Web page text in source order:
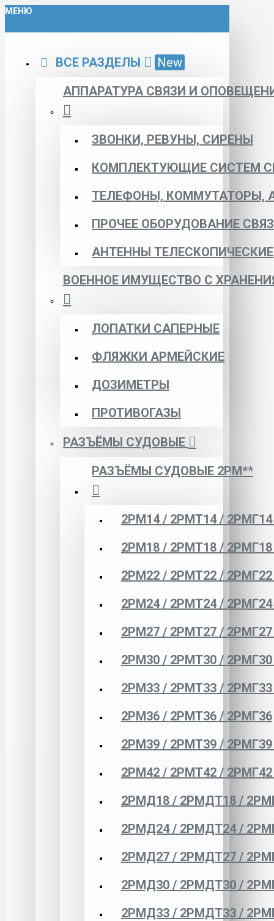
МЕНЮ
ВСЕ РАЗДЕЛЫ
New
АППАРАТУРА СВЯЗИ И
ЗВОНКИ, РЕВУНЫ, СИРЕНЫ
КОМПЛЕКТУЮЩИЕ СИСТЕМ
ТЕЛЕФОНЫ, КОММУТАТОРЫ,
ПРОЧЕЕ ОБОРУДОВАНИЕ
АНТЕННЫ ТЕЛЕСКОПИЧЕСКИЕ
ВОЕННОЕ ИМУЩЕСТВО С
ЛОПАТКИ САПЕРНЫЕ
ФЛЯЖКИ АРМЕЙСКИЕ
ДОЗИМЕТРЫ
ПРОТИВОГАЗЫ
РАЗЪЁМЫ СУДОВЫЕ
РАЗЪЁМЫ СУДОВЫЕ 2РМ**
2РМ14 / 2РМТ14 /
2РМ18 / 2РМТ18 /
2РМ22 / 2РМТ22 /
2РМ24 / 2РМТ24 /
2РМ27 / 2РМТ27 /
2РМ30 / 2РМТ30 /
2РМ33 / 2РМТ33 /
2РМ36 / 2РМТ36 / 2РМГ36
2РМ39 / 2РМТ39 /
2РМ42 / 2РМТ42 /
2РМД18 / 2РМДТ18 /
2РМД24 / 2РМДТ24 /
2РМД27 / 2РМДТ27 /
2РМД30 / 2РМДТ30 /
2РМД33 / 2РМДТ33 /